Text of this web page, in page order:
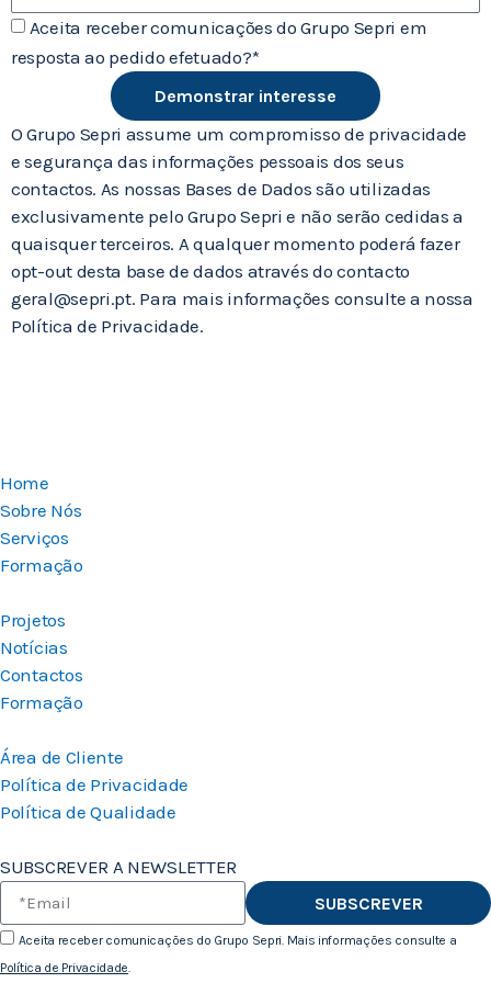
Aceita receber comunicações do Grupo Sepri em
resposta ao pedido efetuado?*
Demonstrar interesse
O Grupo Sepri assume um compromisso de privacidade
e segurança das informações pessoais dos seus
contactos. As nossas Bases de Dados são utilizadas
exclusivamente pelo Grupo Sepri e não serão cedidas a
quaisquer terceiros. A qualquer momento poderá fazer
opt-out desta base de dados através do contacto
geral@sepri.pt. Para mais informações consulte a nossa
Política de Privacidade.
Home
Sobre Nós
Serviços
Formação
Projetos
Notícias
Contactos
Formação
Área de Cliente
Política de Privacidade
Política de Qualidade
SUBSCREVER A NEWSLETTER
Aceita receber comunicações do Grupo Sepri. Mais informações consulte a
Política de Privacidade.
SUBSCREVER